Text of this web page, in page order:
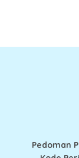
Pedoman